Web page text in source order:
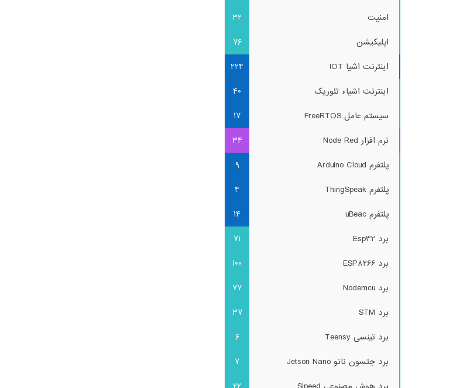
امنیت
32
اپلیکیشن
76
اینترنت اشیا IOT
224
اینترنت اشیاء تئوریک
40
سیستم عامل FreeRTOS
17
نرم افزار Node Red
34
پلتفرم Arduino Cloud
9
پلتفرم ThingSpeak
4
پلتفرم uBeac
14
برد Esp32
71
برد ESP8266
100
برد Nodemcu
77
برد STM
37
برد تینسی Teensy
6
برد جتسون نانو Jetson Nano
7